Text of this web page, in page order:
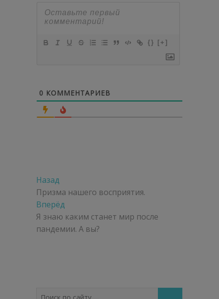
{} [+]
0 КОММЕНТАРИЕВ
Навигация
по
записям
Назад
запись:
Призма нашего восприятия.
Вперёд
запись:
Я знаю каким станет мир после
пандемии. А вы?